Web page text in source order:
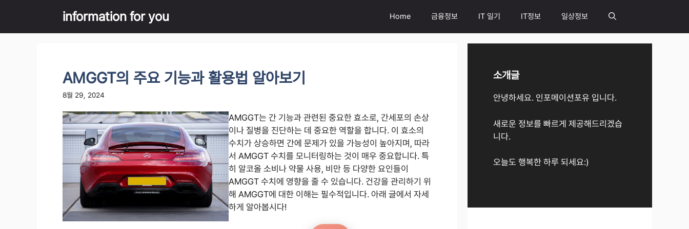
content
information for you Home 금융정보 IT 일기 IT정보 일상정보
AMGGT의 주요 기능과 활용법 알아보기
8월 29, 2024
AMGGT는 간 기능과 관련된 중요한 효소로, 간세포의 손상
이나 질병을 진단하는 데 중요한 역할을 합니다. 이 효소의
수치가 상승하면 간에 문제가 있을 가능성이 높아지며, 따라
서 AMGGT 수치를 모니터링하는 것이 매우 중요합니다. 특
히 알코올 소비나 약물 사용, 비만 등 다양한 요인들이
AMGGT 수치에 영향을 줄 수 있습니다. 건강을 관리하기 위
해 AMGGT에 대한 이해는 필수적입니다. 아래 글에서 자세
하게 알아봅시다!
소개글
안녕하세요. 인포메이션포유 입니다.
새로운 정보를 빠르게 제공해드리겠습
니다.
오늘도 행복한 하루 되세요:)